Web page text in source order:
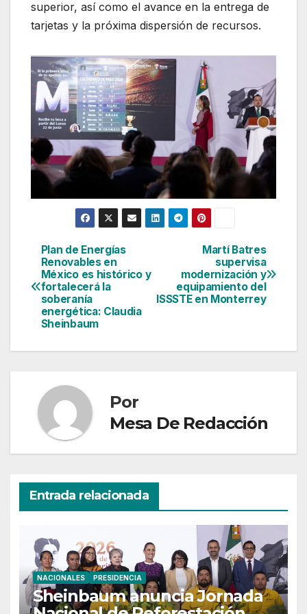
superior, así como el avance en la entrega de
tarjetas y la próxima dispersión de recursos.
Navegación
de
entradas
Martí Batres
supervisa
modernización y
equipamiento del
ISSSTE en Monterrey
Plan de Energías
Renovables en
México es histórico y
fortalecerá la
soberanía
energética: Claudia
Sheinbaum
Por
Mesa De Redacción
Entrada relacionada
NACIONALES PRESIDENCIA
Sheinbaum anuncia Jornada